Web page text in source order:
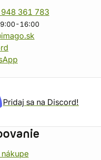
361 783
16:00
Pridaj sa na Discord!